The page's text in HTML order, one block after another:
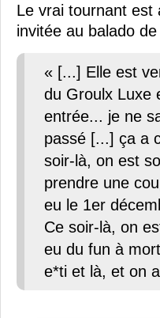
Le vrai tournant est
invitée au balado
« [...] Elle est
du Groulx Luxe
entrée... je ne
passé [...] ça a
soir-là, on est
prendre une
eu le 1er
Ce soir-là, on
eu du fun à
e*ti et là, et on